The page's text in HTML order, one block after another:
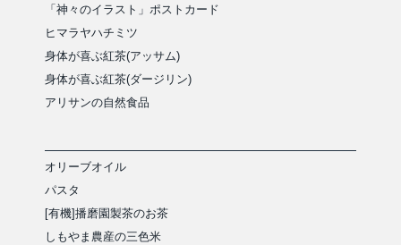
「神々のイラスト」ポストカード
ヒマラヤハチミツ
身体が喜ぶ紅茶(アッサム)
身体が喜ぶ紅茶(ダージリン)
アリサンの自然食品
オリーブオイル
パスタ
[有機]播磨園製茶のお茶
しもやま農産の三色米